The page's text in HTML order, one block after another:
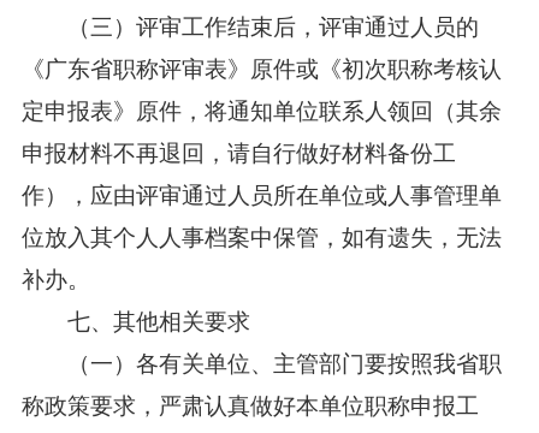
（三）评审工作结束后，评审通过人员的
《广东省职称评审表》原件或《初次职称考核认
定申报表》原件，将通知单位联系人领回（其余
申报材料不再退回，请自行做好材料备份工
作），应由评审通过人员所在单位或人事管理单
位放入其个人人事档案中保管，如有遗失，无法
补办。
七、其他相关要求
（一）各有关单位、主管部门要按照我省职
称政策要求，严肃认真做好本单位职称申报工